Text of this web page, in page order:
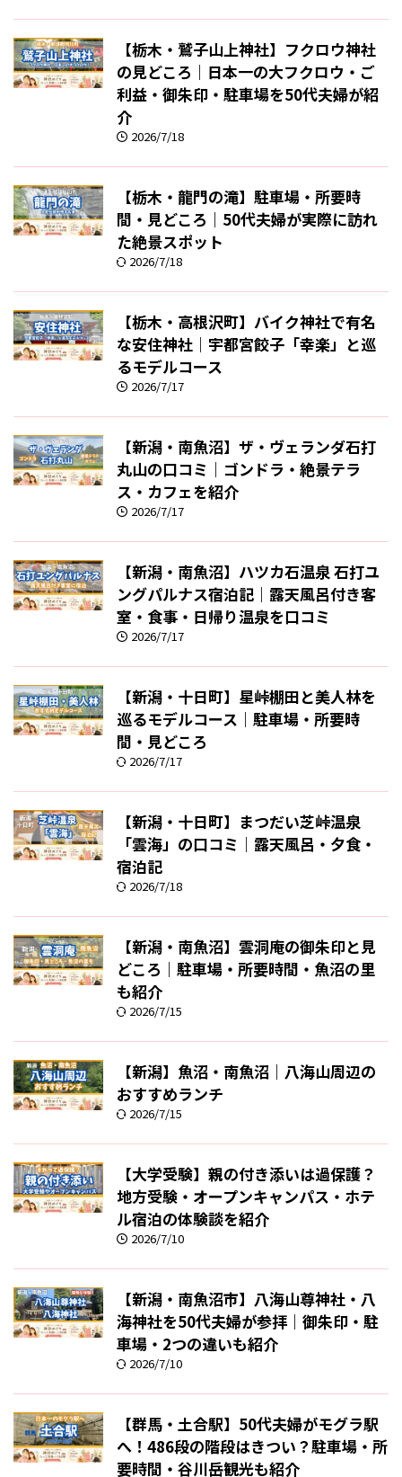
【栃木・鷲子山上神社】フクロウ神社
の見どころ｜日本一の大フクロウ・ご
利益・御朱印・駐車場を50代夫婦が紹
介
2026/7/18
【栃木・龍門の滝】駐車場・所要時
間・見どころ｜50代夫婦が実際に訪れ
た絶景スポット
2026/7/18
【栃木・高根沢町】バイク神社で有名
な安住神社｜宇都宮餃子「幸楽」と巡
るモデルコース
2026/7/17
【新潟・南魚沼】ザ・ヴェランダ石打
丸山の口コミ｜ゴンドラ・絶景テラ
ス・カフェを紹介
2026/7/17
【新潟・南魚沼】ハツカ石温泉 石打ユ
ングパルナス宿泊記｜露天風呂付き客
室・食事・日帰り温泉を口コミ
2026/7/17
【新潟・十日町】星峠棚田と美人林を
巡るモデルコース｜駐車場・所要時
間・見どころ
2026/7/17
【新潟・十日町】まつだい芝峠温泉
「雲海」の口コミ｜露天風呂・夕食・
宿泊記
2026/7/18
【新潟・南魚沼】雲洞庵の御朱印と見
どころ｜駐車場・所要時間・魚沼の里
も紹介
2026/7/15
【新潟】魚沼・南魚沼｜八海山周辺の
おすすめランチ
2026/7/15
【大学受験】親の付き添いは過保護？
地方受験・オープンキャンパス・ホテ
ル宿泊の体験談を紹介
2026/7/10
【新潟・南魚沼市】八海山尊神社・八
海神社を50代夫婦が参拝｜御朱印・駐
車場・2つの違いも紹介
2026/7/10
【群馬・土合駅】50代夫婦がモグラ駅
へ！486段の階段はきつい？駐車場・所
要時間・谷川岳観光も紹介